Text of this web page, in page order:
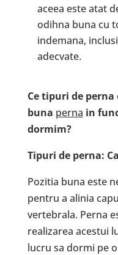
aceea este atat
odihna buna cu
indemana,
adecvate.
Ce tipuri de perna
buna perna in
dormim?
Tipuri de perna:
Pozitia buna este
pentru a alinia
vertebrala. Perna
realizarea acestui
lucru sa dormi pe